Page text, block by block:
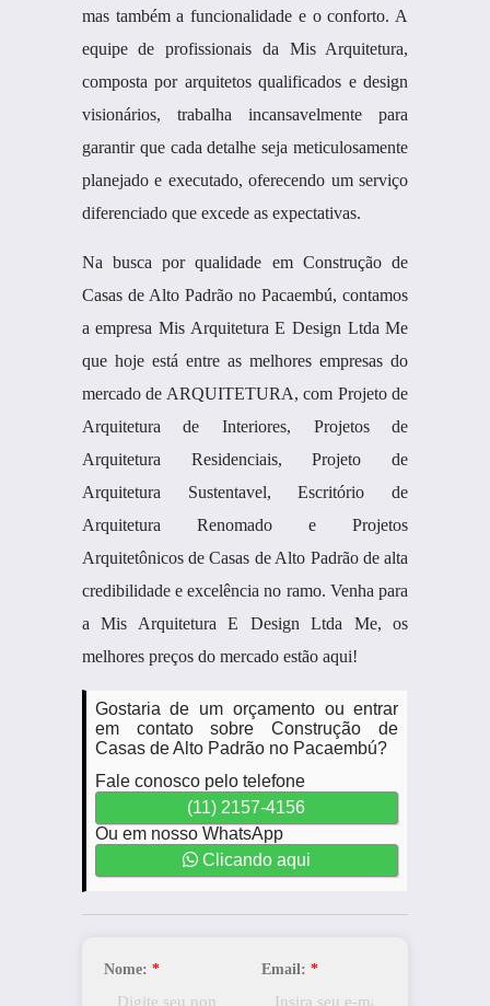
mas também a funcionalidade e o conforto. A
equipe de profissionais da Mis Arquitetura,
composta por arquitetos qualificados e design
visionários, trabalha incansavelmente para
garantir que cada detalhe seja meticulosamente
planejado e executado, oferecendo um serviço
diferenciado que excede as expectativas.
Na busca por qualidade em Construção de
Casas de Alto Padrão no Pacaembú, contamos
a empresa Mis Arquitetura E Design Ltda Me
que hoje está entre as melhores empresas do
mercado de ARQUITETURA, com Projeto de
Arquitetura de Interiores, Projetos de
Arquitetura Residenciais, Projeto de
Arquitetura Sustentavel, Escritório de
Arquitetura Renomado e Projetos
Arquitetônicos de Casas de Alto Padrão de alta
credibilidade e excelência no ramo. Venha para
a Mis Arquitetura E Design Ltda Me, os
melhores preços do mercado estão aqui!
Gostaria de um orçamento ou entrar
em contato sobre Construção de
Casas de Alto Padrão no Pacaembú?
Fale conosco pelo telefone
(11) 2157-4156
Ou em nosso WhatsApp
Clicando aqui
Nome: * Email: *